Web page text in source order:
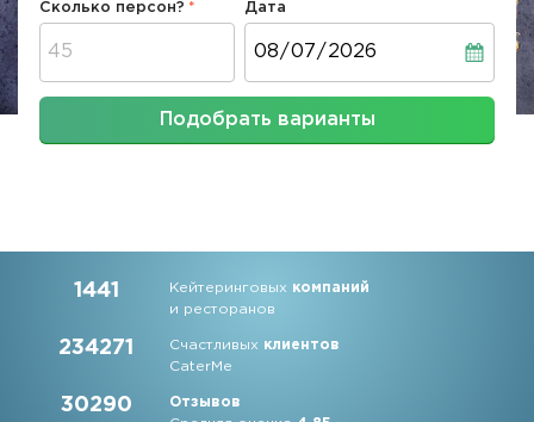
Сколько персон? Дата
Подобрать варианты
1441 Кейтеринговых компаний
и ресторанов
234271 Счастливых клиентов
CaterMe
30290
Отзывов